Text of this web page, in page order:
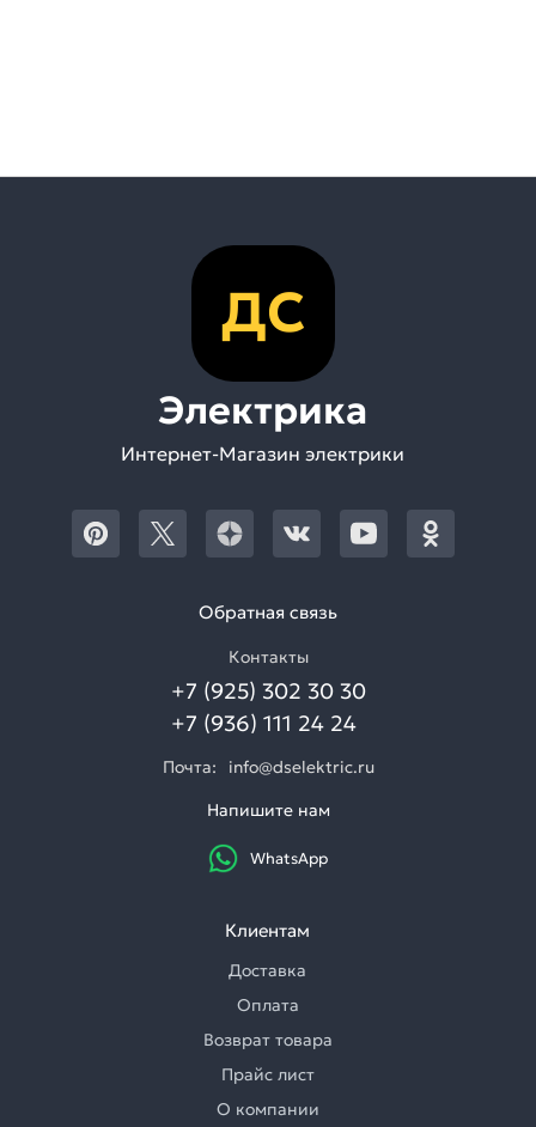
ДС
Электрика
Интернет-Магазин электрики
Обратная связь
Контакты
+7 (925) 302 30 30
+7 (936) 111 24 24
Почта:
info@dselektric.ru
Напишите нам
WhatsApp
Клиентам
Доставка
Оплата
Возврат товара
Прайс лист
О компании